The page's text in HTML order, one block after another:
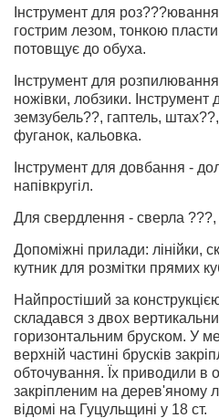
Інструмент для
гострим лезом, тонкою
потовщує до обуха.
Інструмент для
ножівки, лобзики. Інструмент
земзубель??, гаптель,
фуганок, кальовка.
Інструмент для довбання -
напівкругіл.
Для свердлення - сверла ???,
Допоміжні прилади: лінійки,
кутник для розмітки прямих
Найпростіший за
складався з двох
горизонтальним бруском. У
верхній частині брусків
обточування. Їх приводили в
закріпленим на дерев'яному
відомі на Гуцульщині у 18 ст.